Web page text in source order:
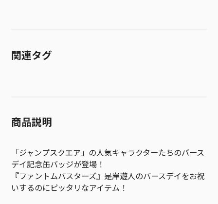
関連タグ
商品説明
「ジャンプスクエア」の人気キャラクターたちのバース
デイ記念缶バッジが登場！
『ファントムバスターズ』是岸遊人のバースデイをお祝
いするのにピッタリなアイテム！